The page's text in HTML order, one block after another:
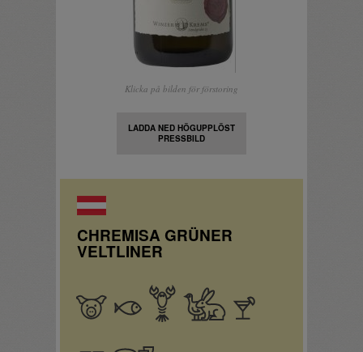
Klicka på bilden för förstoring
LADDA NED HÖGUPPLÖST
PRESSBILD
CHREMISA GRÜNER
VELTLINER